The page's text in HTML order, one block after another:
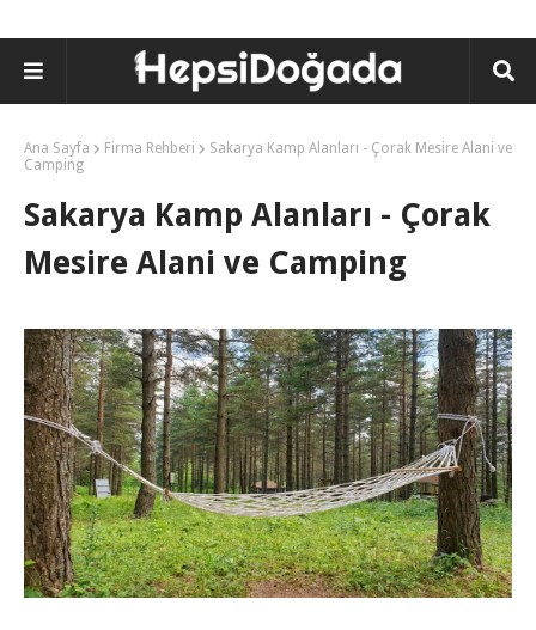
Ana Sayfa Firma Rehberi
Sakarya Kamp Alanları - Çorak Mesire Alani ve
Camping
Sakarya Kamp Alanları - Çorak
Mesire Alani ve Camping